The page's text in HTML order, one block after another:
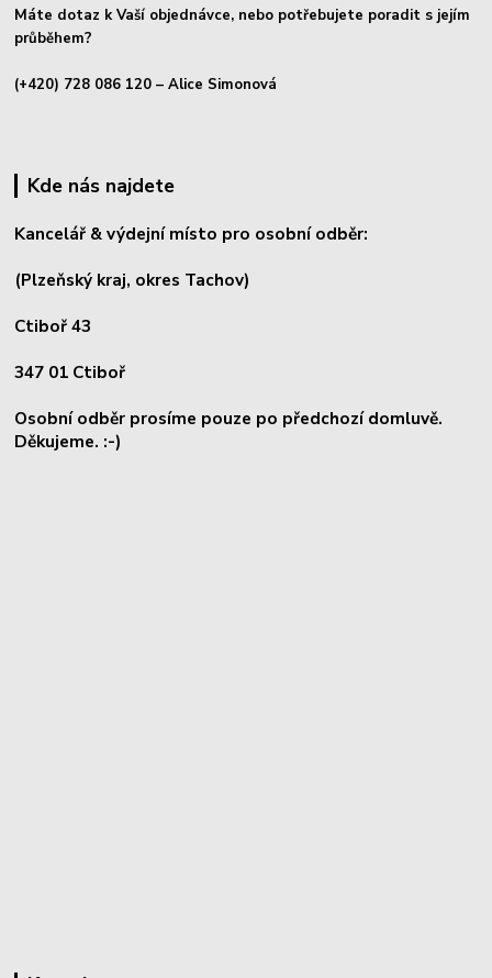
Máte dotaz k Vaší objednávce, nebo potřebujete poradit s jejím
průběhem?
(+420) 728 086 120 – Alice Simonová
Kde nás najdete
Kancelář & výdejní místo pro osobní odběr:
(Plzeňský kraj, okres Tachov)
Ctiboř 43
347 01 Ctiboř
Osobní odběr prosíme pouze po předchozí domluvě.
Děkujeme. :-)